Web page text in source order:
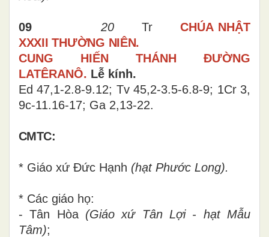
09 20 TrCHÚA NHẬT
XXXII THƯỜNG NIÊN.
CUNG HIẾN THÁNH ĐƯỜNG
LATÊRANÔ. Lễ kính.
Ed 47,1-2.8-9.12; Tv 45,2-3.5-6.8-9; 1Cr 3,
9c-11.16-17; Ga 2,13-22.
CMTC:
* Giáo xứ Đức Hạnh (hạt Phước Long).
* Các giáo họ:
- Tân Hòa (Giáo xứ Tân Lợi - hạt Mẫu
Tâm);